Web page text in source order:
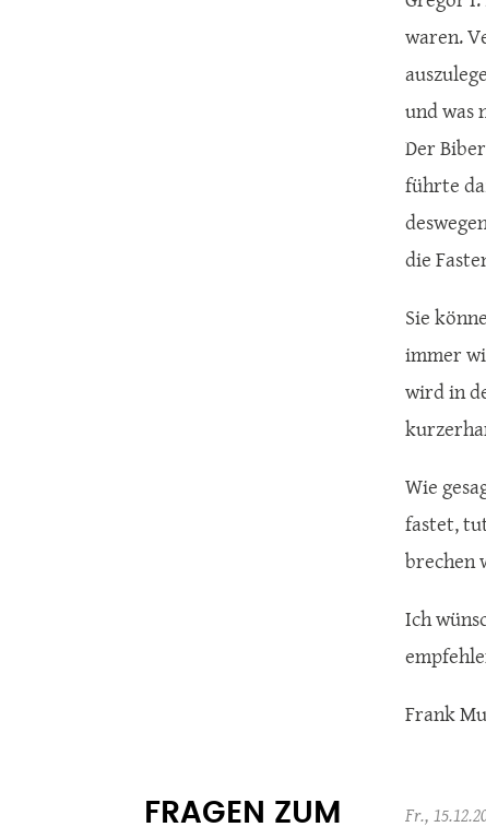
waren.
und was
Der
führte
die
Sie
immer
wird in
Wie
fastet,
brechen
Ich
Frank
FRAGEN ZUM
Fr.,